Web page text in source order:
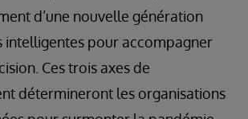
d’une nouvelle génération
intelligentes pour accompagner
Ces trois axes de
détermineront les organisations